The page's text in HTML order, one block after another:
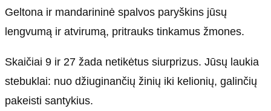
Geltona ir mandarininė spalvos paryškins jūsų
lengvumą ir atvirumą, pritrauks tinkamus žmones.
Skaičiai 9 ir 27 žada netikėtus siurprizus. Jūsų laukia
stebuklai: nuo džiuginančių žinių iki kelionių, galinčių
pakeisti santykius.